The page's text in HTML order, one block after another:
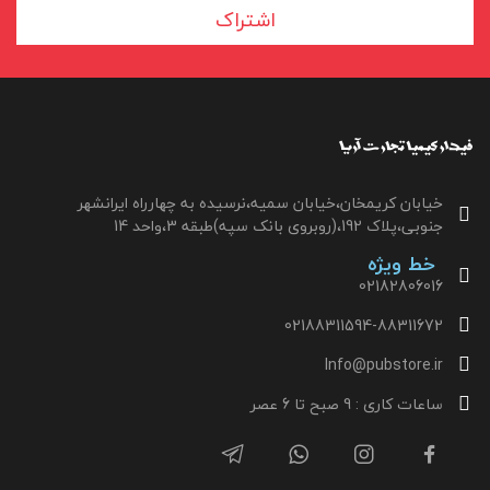
اشتراک
خیابان کریمخان،خیابان سمیه،نرسیده به چهارراه ایرانشهر
جنوبی،پلاک 192،(روبروی بانک سپه)طبقه 3،واحد 14
خط ویژه
02182806016
02188311594-88311672
Info@pubstore.ir
ساعات کاری : 9 صبح تا 6 عصر